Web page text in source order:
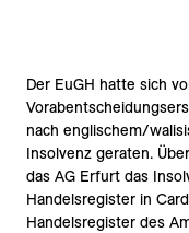
Der EuGH hatte sich
nach englischem/
Insolvenz geraten.
das AG Erfurt das
Handelsregister in
Handelsregister des